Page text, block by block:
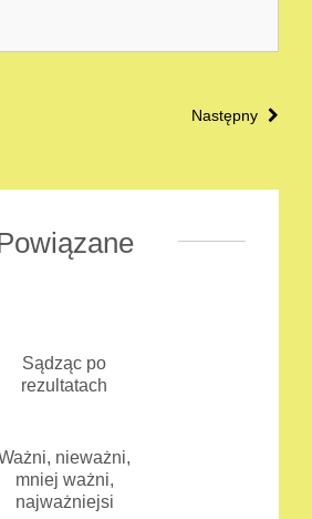
Następny
Sądząc po
rezultatach
nieważni,
mniej ważni,
najważniejsi